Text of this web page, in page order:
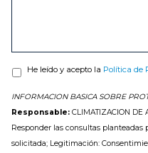
He leído y acepto la Política de
INFORMACION BASICA SOBRE
Responsable: CLIMATIZACION DE
Responder las consultas
solicitada; Legitimación: